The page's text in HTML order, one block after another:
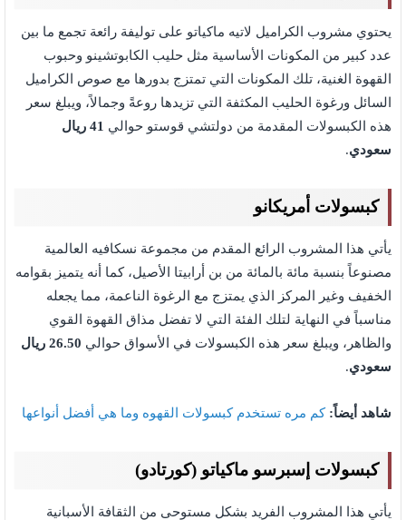
يحتوي مشروب الكراميل لاتيه ماكياتو على توليفة رائعة تجمع ما بين
عدد كبير من المكونات الأساسية مثل حليب الكابوتشينو وحبوب
القهوة الغنية، تلك المكونات التي تمتزج بدورها مع صوص الكراميل
السائل ورغوة الحليب المكثفة التي تزيدها روعةً وجمالاً، ويبلغ سعر
هذه الكبسولات المقدمة من دولتشي قوستو حوالي 41 ريال
سعودي.
كبسولات أمريكانو
يأتي هذا المشروب الرائع المقدم من مجموعة نسكافيه العالمية
مصنوعاً بنسبة مائة بالمائة من بن أرابيتا الأصيل، كما أنه يتميز بقوامه
الخفيف وغير المركز الذي يمتزج مع الرغوة الناعمة، مما يجعله
مناسباً في النهاية لتلك الفئة التي لا تفضل مذاق القهوة القوي
والظاهر، ويبلغ سعر هذه الكبسولات في الأسواق حوالي
26.50 ريال
سعودي.
شاهد أيضاً:كم مره تستخدم كبسولات القهوه وما هي أفضل أنواعها
كبسولات إسبرسو ماكياتو (كورتادو)
يأتي هذا المشروب الفريد بشكل مستوحى من الثقافة الأسبانية